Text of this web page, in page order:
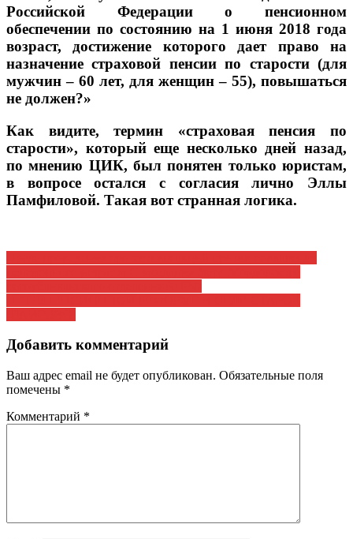
Российской Федерации о пенсионном
обеспечении по состоянию на 1 июня 2018 года
возраст, достижение которого дает право на
назначение страховой пенсии по старости (для
мужчин – 60 лет, для женщин – 55), повышаться
не должен?»
Как видите, термин «страховая пенсия по
старости», который еще несколько дней назад,
по мнению ЦИК, был понятен только юристам,
в вопросе остался с согласия лично Эллы
Памфиловой. Такая вот странная логика.
Навигация
по
записям
Добавить комментарий
Ваш адрес email не будет опубликован. Обязательные поля
помечены *
Комментарий *